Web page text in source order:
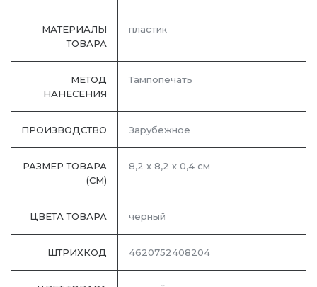
МАТЕРИАЛЫ
ТОВАРА
пластик
МЕТОД
НАНЕСЕНИЯ
Тампопечать
ПРОИЗВОДСТВО Зарубежное
РАЗМЕР ТОВАРА
(СМ)
8,2 х 8,2 х 0,4 см
ЦВЕТА ТОВАРА черный
ШТРИХКОД 4620752408204